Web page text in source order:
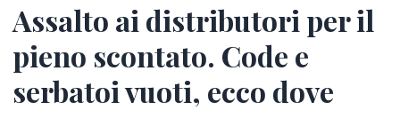
Assalto ai distributori per il
pieno scontato. Code e
serbatoi vuoti, ecco dove